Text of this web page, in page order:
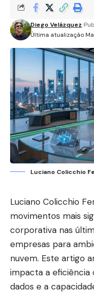
Última atualização
Diego Velázquez
Luciano Colicchio
Luciano Colicchio
movimentos mais
corporativa nas
empresas para
nuvem. Este artigo
impacta a eficiência
dados e a